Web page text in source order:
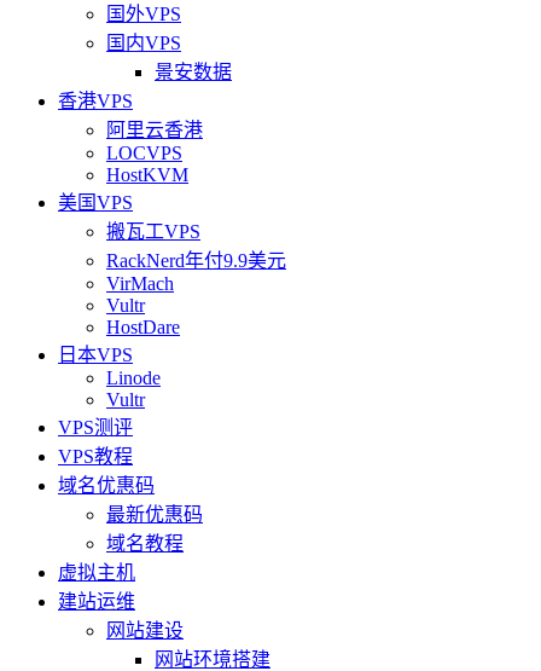
国外VPS
国内VPS
景安数据
香港VPS
阿里云香港
LOCVPS
HostKVM
美国VPS
搬瓦工VPS
RackNerd年付9.9美元
VirMach
Vultr
HostDare
日本VPS
Linode
Vultr
VPS测评
VPS教程
域名优惠码
最新优惠码
域名教程
虚拟主机
建站运维
网站建设
网站环境搭建